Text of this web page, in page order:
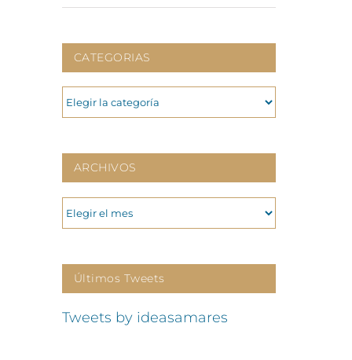
CATEGORIAS
CATEGORIAS
ARCHIVOS
ARCHIVOS
Últimos Tweets
Tweets by ideasamares